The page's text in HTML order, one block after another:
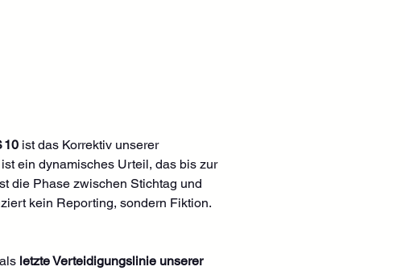
10 ist das Korrektiv unserer
ein dynamisches Urteil, das bis zur
die Phase zwischen Stichtag und
kein Reporting, sondern Fiktion.
letzte Verteidigungslinie unserer